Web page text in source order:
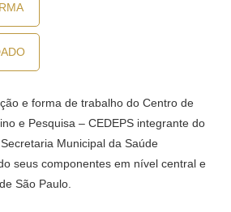
e forma de trabalho do Centro de
e Pesquisa – CEDEPS integrante do
Municipal da Saúde
seus componentes em nível central e
São Paulo.